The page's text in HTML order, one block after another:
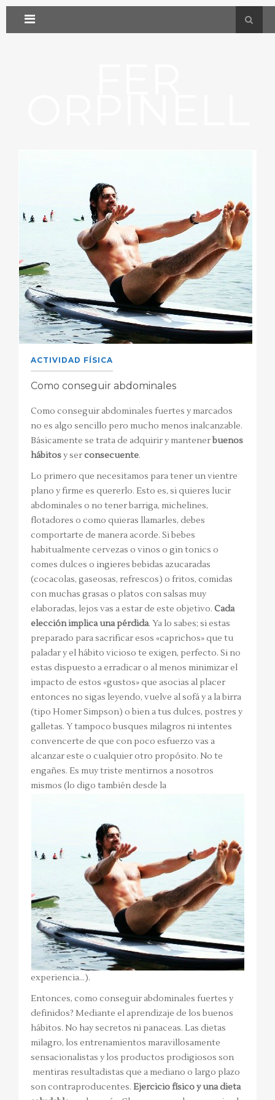
ACTIVIDAD FÍSICA
Como conseguir abdominales
Como conseguir abdominales fuertes y marcados
no es algo sencillo pero mucho menos inalcanzable.
Básicamente se trata de adquirir y mantenerbuenos
hábitosy serconsecuente.
Lo primero que necesitamos para tener un vientre
plano y firme es quererlo. Esto es, si quieres lucir
abdominales o no tener barriga, michelines,
flotadores o como quieras llamarles, debes
comportarte de manera acorde. Si bebes
habitualmente cervezas o vinos o gin tonics o
comes dulces o ingieres bebidas azucaradas
(cocacolas, gaseosas, refrescos) o fritos, comidas
con muchas grasas o platos con salsas muy
elaboradas, lejos vas a estar de este objetivo. Cada
elección implica una pérdida. Ya lo sabes; si estas
preparado para sacrificar esos «caprichos» que tu
paladar y el hábito vicioso te exigen, perfecto. Si no
estas dispuesto a erradicar o al menos minimizar el
impacto de estos «gustos» que asocias al placer
entonces no sigas leyendo, vuelve al sofá y a la birra
(tipo Homer Simpson) o bien a tus dulces, postres y
galletas. Y tampoco busques milagros ni intentes
convencerte de que con poco esfuerzo vas a
alcanzar este o cualquier otro propósito. No te
engañes. Es muy triste mentirnos a nosotros
mismos (lo digo también desde la
experiencia…).
Entonces, como conseguir abdominales fuertes y
definidos? Mediante el aprendizaje de los buenos
hábitos. No hay secretos ni panaceas. Las dietas
milagro, los entrenamientos maravillosamente
sensacionalistas y los productos prodigiosos son
mentiras resultadistas que a mediano o largo plazo
son contraproducentes. Ejercicio físico y una dieta